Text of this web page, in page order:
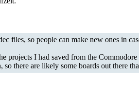
files, so people can make new ones in
I had saved from the
, so there are likely some boards out there